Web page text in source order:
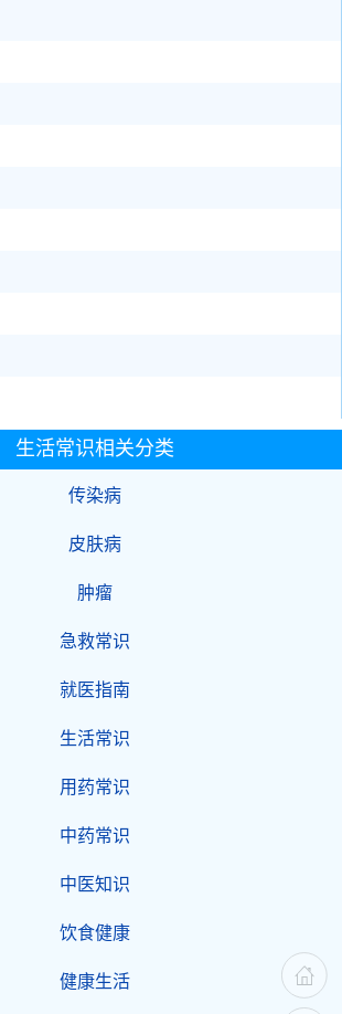
生活常识相关分类
传染病
皮肤病
肿瘤
急救常识
就医指南
生活常识
用药常识
中药常识
中医知识
饮食健康
健康生活